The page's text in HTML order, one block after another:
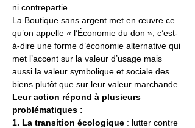
ni contrepartie.
La Boutique sans argent met en œuvre ce
qu’on appelle « l’Économie du don », c’est-
à-dire une forme d’économie alternative qui
met l’accent sur la valeur d’usage mais
aussi la valeur symbolique et sociale des
biens plutôt que sur leur valeur marchande.
Leur action répond à plusieurs
problématiques :
1. La transition écologique : lutter contre